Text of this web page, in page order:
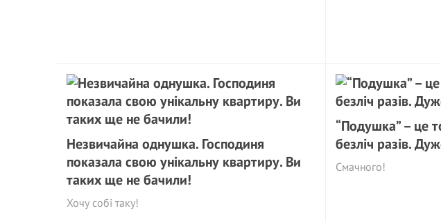
Незвичайна однушка. Господиня
показала свою унікальну квартиру. Ви
таких ще не бачили!
Хочу собі таку!
“Подушка” – це
безліч разів.
Смачного!